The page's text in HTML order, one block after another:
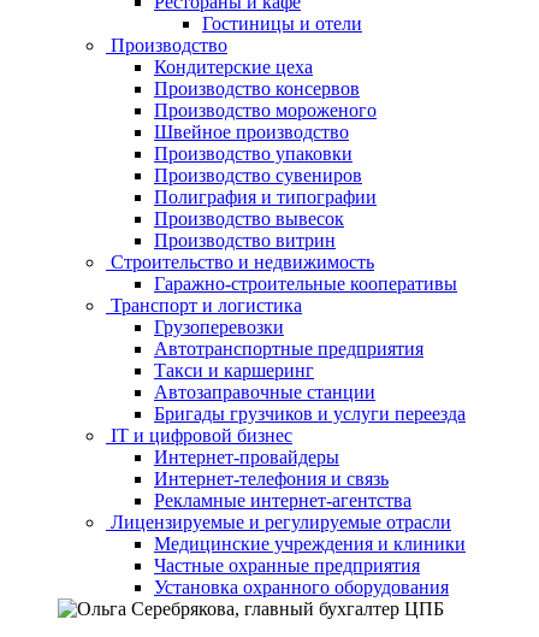
Гостиницы и отели
Производство
Кондитерские цеха
Производство консервов
Производство мороженого
Швейное производство
Производство упаковки
Производство сувениров
Полиграфия и типографии
Производство вывесок
Производство витрин
Строительство и недвижимость
Гаражно-строительные кооперативы
Транспорт и логистика
Грузоперевозки
Автотранспортные предприятия
Такси и каршеринг
Автозаправочные станции
Бригады грузчиков и услуги переезда
IT и цифровой бизнес
Интернет-провайдеры
Интернет-телефония и связь
Рекламные интернет-агентства
Лицензируемые и регулируемые отрасли
Медицинские учреждения и клиники
Частные охранные предприятия
Установка охранного оборудования